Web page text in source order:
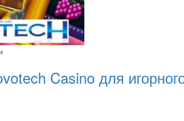
Casino для